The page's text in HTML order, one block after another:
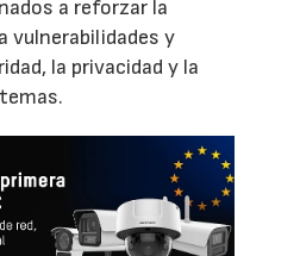
a reforzar la
vulnerabilidades y
la privacidad y la